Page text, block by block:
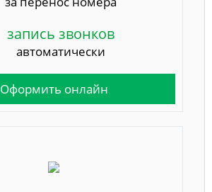
запись звонков
автоматически
Оформить онлайн